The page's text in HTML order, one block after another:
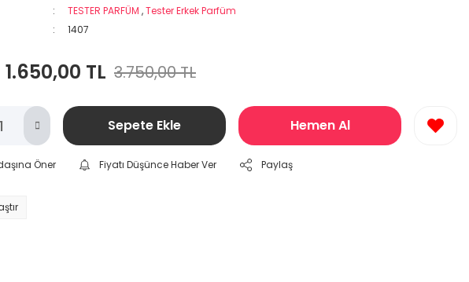
TESTER PARFÜM ,Tester Erkek Parfüm
1407
1.650,00 TL 3.750,00 TL
Sepete Ekle Hemen Al
Öner Fiyatı Düşünce Haber Ver Paylaş